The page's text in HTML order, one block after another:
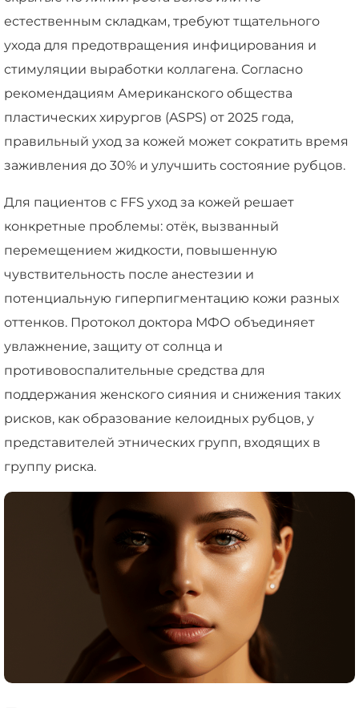
естественным складкам, требуют тщательного
ухода для предотвращения инфицирования и
стимуляции выработки коллагена. Согласно
рекомендациям Американского общества
пластических хирургов (ASPS) от 2025 года,
правильный уход за кожей может сократить время
заживления до 30% и улучшить состояние рубцов.
Для пациентов с FFS уход за кожей решает
конкретные проблемы: отёк, вызванный
перемещением жидкости, повышенную
чувствительность после анестезии и
потенциальную гиперпигментацию кожи разных
оттенков. Протокол доктора МФО объединяет
увлажнение, защиту от солнца и
противовоспалительные средства для
поддержания женского сияния и снижения таких
рисков, как образование келоидных рубцов, у
представителей этнических групп, входящих в
группу риска.